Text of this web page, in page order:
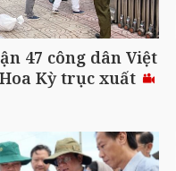
47 công dân Việt
Kỳ trục xuất